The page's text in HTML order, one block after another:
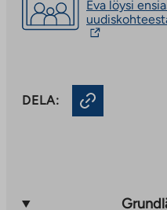
Eva löysi
DELA: